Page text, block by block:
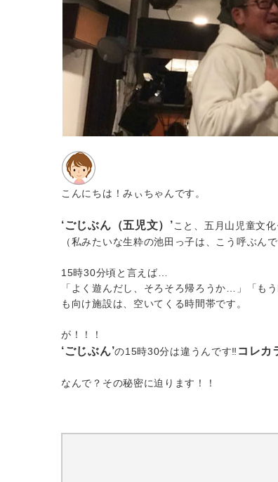
こんにちは！みぃちゃんです。
‘ごじぶん（五児文）’こと、五月山児童文化
（私みたいな生粋の池田っ子は、こう呼ぶんで
15時30分頃と言えば…
「よく遊んだし、そろそろ帰ろうか…」「も
も向け施設は、空いてくる時間帯です。
が！！！
‘ごじぶん’の15時30分は違うんです‼︎ コレカ
なんで？その秘密に迫ります！！